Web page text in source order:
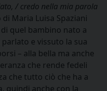
/ credo nella mia parola
Maria Luisa Spaziani
quel bambino nato a
e vissuto la sua
– alla bella ma anche
che rende fedeli
che tutto ciò che ha a
quindi anche con la